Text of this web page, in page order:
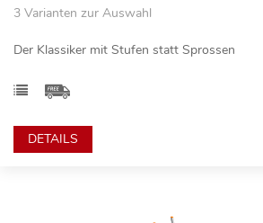
3 Varianten zur Auswahl
Der Klassiker mit Stufen statt Sprossen
DETAILS